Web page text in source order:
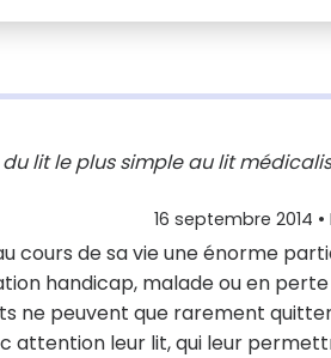
lit le plus simple au lit
16 septembre 2014
cours de sa vie une énorme
handicap, malade ou en
ne peuvent que rarement
attention leur lit, qui leur